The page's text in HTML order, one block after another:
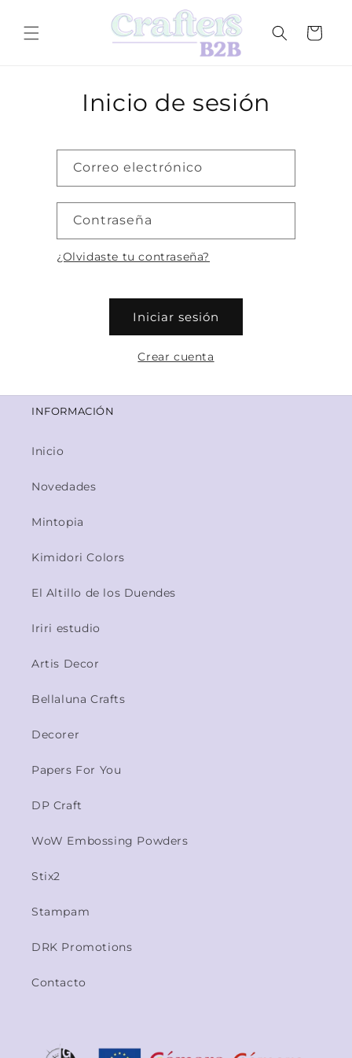
al contenido
Carrito
Inicio de sesión
Correo electrónico
Contraseña
¿Olvidaste tu contraseña?
Iniciar sesión
Crear cuenta
INFORMACIÓN
Inicio
Novedades
Mintopia
Kimidori Colors
El Altillo de los Duendes
Iriri estudio
Artis Decor
Bellaluna Crafts
Decorer
Papers For You
DP Craft
WoW Embossing Powders
Stix2
Stampam
DRK Promotions
Contacto